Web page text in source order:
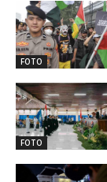
FOTO
FOTO